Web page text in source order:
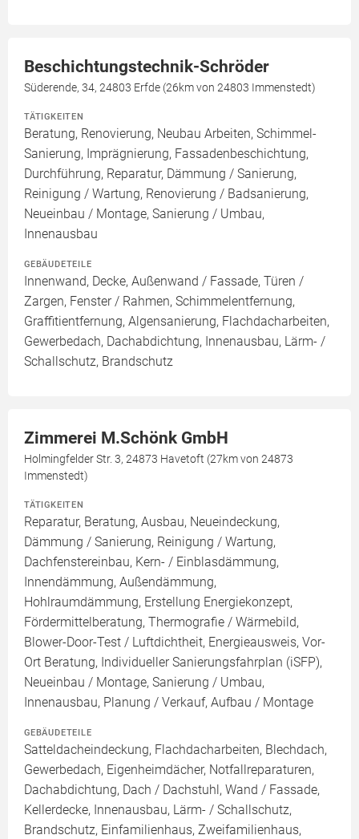
Beschichtungstechnik-Schröder
Süderende, 34, 24803 Erfde (26km von 24803 Immenstedt)
TÄTIGKEITEN
Beratung, Renovierung, Neubau Arbeiten, Schimmel-
Sanierung, Imprägnierung, Fassadenbeschichtung,
Durchführung, Reparatur, Dämmung / Sanierung,
Reinigung / Wartung, Renovierung / Badsanierung,
Neueinbau / Montage, Sanierung / Umbau,
Innenausbau
GEBÄUDETEILE
Innenwand, Decke, Außenwand / Fassade, Türen /
Zargen, Fenster / Rahmen, Schimmelentfernung,
Graffitientfernung, Algensanierung, Flachdacharbeiten,
Gewerbedach, Dachabdichtung, Innenausbau, Lärm- /
Schallschutz, Brandschutz
Zimmerei M.Schönk GmbH
Holmingfelder Str. 3, 24873 Havetoft (27km von 24873
Immenstedt)
TÄTIGKEITEN
Reparatur, Beratung, Ausbau, Neueindeckung,
Dämmung / Sanierung, Reinigung / Wartung,
Dachfenstereinbau, Kern- / Einblasdämmung,
Innendämmung, Außendämmung,
Hohlraumdämmung, Erstellung Energiekonzept,
Fördermittelberatung, Thermografie / Wärmebild,
Blower-Door-Test / Luftdichtheit, Energieausweis, Vor-
Ort Beratung, Individueller Sanierungsfahrplan (iSFP),
Neueinbau / Montage, Sanierung / Umbau,
Innenausbau, Planung / Verkauf, Aufbau / Montage
GEBÄUDETEILE
Satteldacheindeckung, Flachdacharbeiten, Blechdach,
Gewerbedach, Eigenheimdächer, Notfallreparaturen,
Dachabdichtung, Dach / Dachstuhl, Wand / Fassade,
Kellerdecke, Innenausbau, Lärm- / Schallschutz,
Brandschutz, Einfamilienhaus, Zweifamilienhaus,